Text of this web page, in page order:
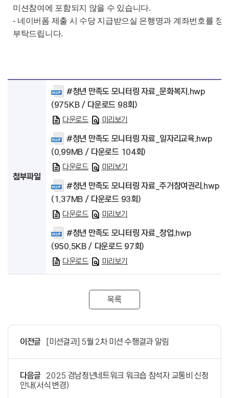
미션참여에 포함되지 않을 수 있습니다.
- 네이버폼 제출 시 수당 지급받으실 은행명과 계좌번호를 정
부탁드립니다.
첨부파일
#청년 만족도 모니터링 자료_문화복지.hwp
(975KB / 다운로드 98회)
다운로드 미리보기
#청년 만족도 모니터링 자료_일자리교육.hwp
(0.99MB / 다운로드 104회)
다운로드 미리보기
#청년 만족도 모니터링 자료_주거참여권리.hwp
(1.37MB / 다운로드 93회)
다운로드 미리보기
#청년 만족도 모니터링 자료_창업.hwp
(950.5KB / 다운로드 97회)
다운로드 미리보기
목록
이전글 [미션결과] 5월 2차 미션 수행결과 알림
다음글
2025 경남청년네트워크 워크숍 참석자 교통비 신청
안내(서식 변경)